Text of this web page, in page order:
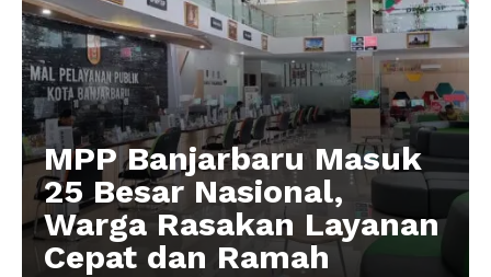
MPP Banjarbaru Masuk
25 Besar Nasional,
Warga Rasakan Layanan
Cepat dan Ramah